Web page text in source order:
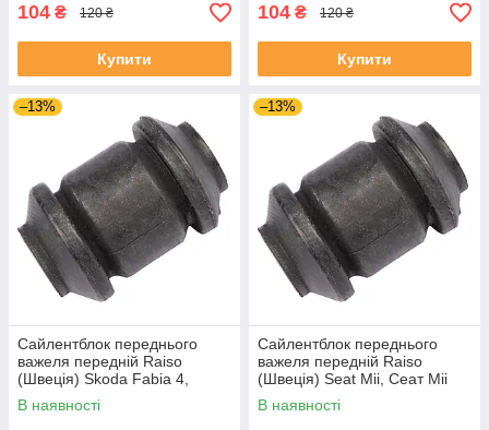
104 ₴ 120 ₴
Купити
104 ₴ 120 ₴
Купити
–13%
Сайлентблок переднього
важеля передній Raiso
(Швеція) Skoda Fabia 4,
Шкода Фабія 4 21- #RL-
1J0182V UAJJVOC4
В наявності
–13%
Сайлентблок переднього
важеля передній Raiso
(Швеція) Seat Mii, Сеат Міі
11-19 #RL-1J0182V
UAAVQUI4
В наявності